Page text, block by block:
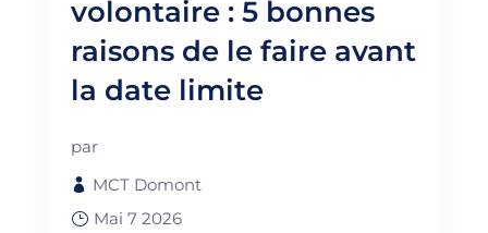
volontaire : 5 bonnes
raisons de le faire avant
la date limite
par
MCT Domont
Mai 7 2026